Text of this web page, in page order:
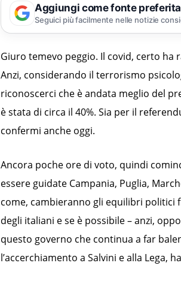
Aggiungi come fonte
Seguici più facilmente nelle notizie
Giuro temevo peggio. Il covid, certo ha
Anzi, considerando il terrorismo
riconoscerci che è andata meglio del
è stata di circa il 40%. Sia per il
confermi anche oggi.
Ancora poche ore di voto, quindi
essere guidate Campania, Puglia,
come, cambieranno gli equilibri politici
degli italiani e se è possibile – anzi,
questo governo che continua a far
l’accerchiamento a Salvini e alla Lega,